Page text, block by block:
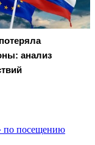
анализ
по посещению